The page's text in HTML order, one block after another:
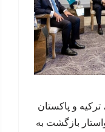
و پاکستان
بازگشت به